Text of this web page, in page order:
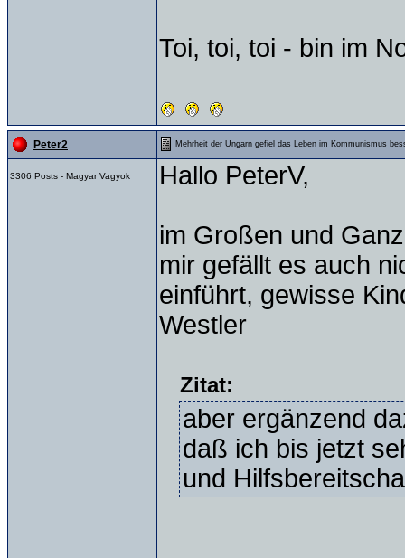
Toi, toi, toi - bin im
Peter2 Mehrheit der Ungarn gefiel das Leben im Kommunismus
3306 Posts - Magyar Vagyok Hallo PeterV,
im Großen und
mir gefällt es auch
einführt, gewisse
Westler
Zitat:
aber ergänzend
daß ich bis jetzt
und